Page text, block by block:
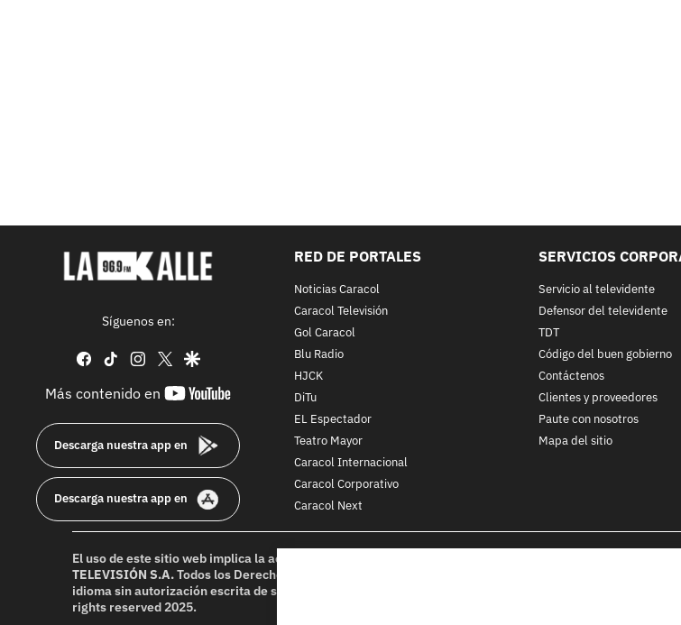
Síguenos en:
facebook
tiktok instagram
twittergoogle
Más contenido en
youtube-
Descarga nuestra app en
Descarga nuestra app en
RED DE PORTALES
Noticias Caracol
Caracol Televisión
Gol Caracol
Blu Radio
HJCK
DiTu
EL Espectador
Teatro Mayor
Caracol Internacional
Caracol Corporativo
Caracol Next
SERVICIOS
Servicio al televidente
Defensor del televidente
TDT
Código del buen gobierno
Contáctenos
Clientes y proveedores
Paute con nosotros
Mapa del sitio
El uso de este sitio web implica la aceptación de los
TELEVISIÓN S.A.Todos los Derechos Reservados D.R.A. Prohibida su reproducción total o parcial, así
idioma sin autorización escrita de su titular. Reproduction in whole or in part, or translation without
rights reserved 2025.